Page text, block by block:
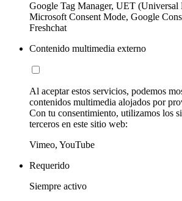
Google Tag Manager, UET (Universal
Microsoft Consent Mode, Google
Freshchat
Contenido multimedia externo
Al aceptar estos servicios, podemos
contenidos multimedia alojados por
Con tu consentimiento, utilizamos los
terceros en este sitio web:
Vimeo, YouTube
Requerido
Siempre activo